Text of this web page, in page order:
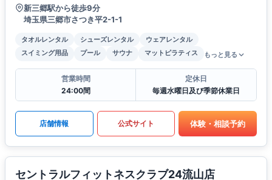
新三郷駅から徒歩9分
埼玉県三郷市さつき平2-1-1
タオルレンタル シューズレンタル
ウェアレンタル
スイミング用品
プール サウナ マットピラティス もっと見る
営業時間
24:00間
定休日
毎週水曜日及び季節休業日
店舗情報 公式サイト 体験・相談予約
セントラルフィットネスクラブ24流山店